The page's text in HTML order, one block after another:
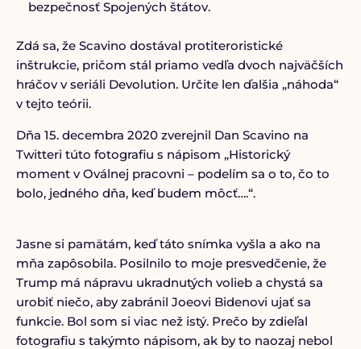
bezpečnosť Spojených štátov.
Zdá sa, že Scavino dostával protiteroristické
inštrukcie, pričom stál priamo vedľa dvoch najväčších
hráčov v seriáli Devolution. Určite len ďalšia „náhoda“
v tejto teórii.
Dňa 15. decembra 2020 zverejnil Dan Scavino na
Twitteri túto fotografiu s nápisom „Historický
moment v Oválnej pracovni – podelím sa o to, čo to
bolo, jedného dňa, keď budem môcť….“.
Jasne si pamätám, keď táto snímka vyšla a ako na
mňa zapôsobila. Posilnilo to moje presvedčenie, že
Trump má nápravu ukradnutých volieb a chystá sa
urobiť niečo, aby zabránil Joeovi Bidenovi ujať sa
funkcie. Bol som si viac než istý. Prečo by zdieľal
fotografiu s takýmto nápisom, ak by to naozaj nebol